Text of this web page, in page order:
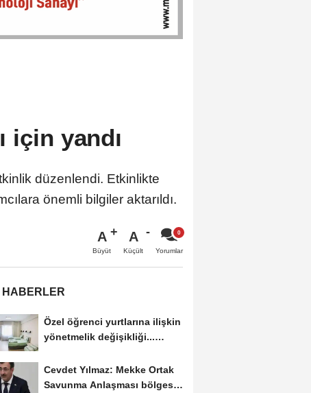
için yandı
düzenlendi. Etkinlikte
önemli bilgiler aktarıldı.
A
Büyüt
A
Küçült Yorumlar
HABERLER
Özel öğrenci yurtlarına ilişkin
yönetmelik değişikliği...
Cevdet Yılmaz: Mekke Ortak
Savunma Anlaşması bölgesel